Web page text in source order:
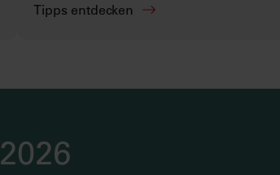
Tipps entdecken